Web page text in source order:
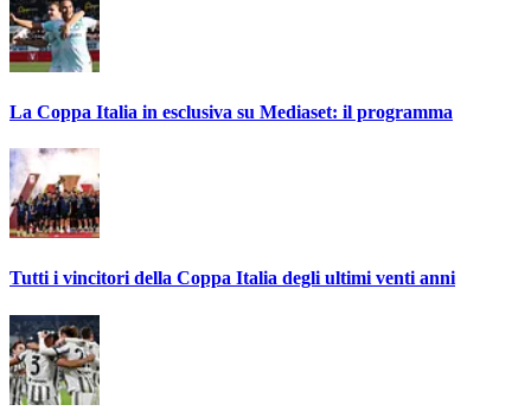
La Coppa Italia in esclusiva su Mediaset: il programma
Tutti i vincitori della Coppa Italia degli ultimi venti anni